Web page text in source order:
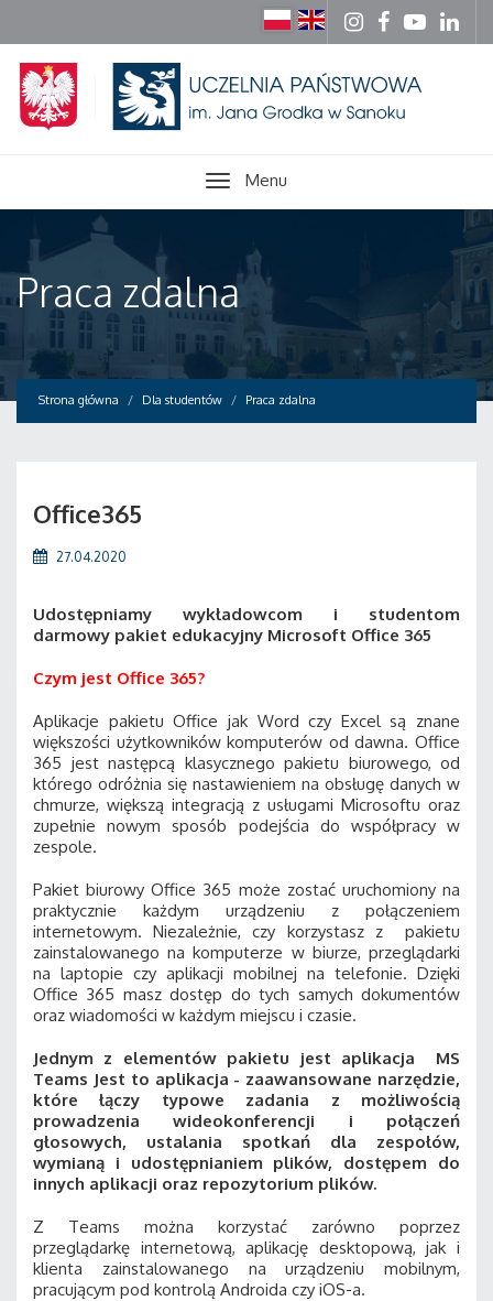
Menu
Praca zdalna
Strona główna Dla studentów Praca zdalna
Office365
27.04.2020
Udostępniamy wykładowcom i studentom
darmowy pakiet edukacyjny Microsoft Office 365
Czym jest Office 365?
Aplikacje pakietu Office jak Word czy Excel są znane
większości użytkowników komputerów od dawna. Office
365 jest następcą klasycznego pakietu biurowego, od
którego odróżnia się nastawieniem na obsługę danych w
chmurze, większą integracją z usługami Microsoftu oraz
zupełnie nowym sposób podejścia do współpracy w
zespole.
Pakiet biurowy Office 365 może zostać uruchomiony na
praktycznie każdym urządzeniu z połączeniem
internetowym. Niezależnie, czy korzystasz z pakietu
zainstalowanego na komputerze w biurze, przeglądarki
na laptopie czy aplikacji mobilnej na telefonie. Dzięki
Office 365 masz dostęp do tych samych dokumentów
oraz wiadomości w każdym miejscu i czasie.
Jednym z elementów pakietu jest aplikacja MS
Teams Jest to aplikacja - zaawansowane narzędzie,
które łączy typowe zadania z możliwością
prowadzenia wideokonferencji i połączeń
głosowych, ustalania spotkań dla zespołów,
wymianą i udostępnianiem plików, dostępem do
innych aplikacji oraz repozytorium plików.
Z Teams można korzystać zarówno poprzez
przeglądarkę internetową, aplikację desktopową, jak i
klienta zainstalowanego na urządzeniu mobilnym,
pracującym pod kontrolą Androida czy iOS-a.